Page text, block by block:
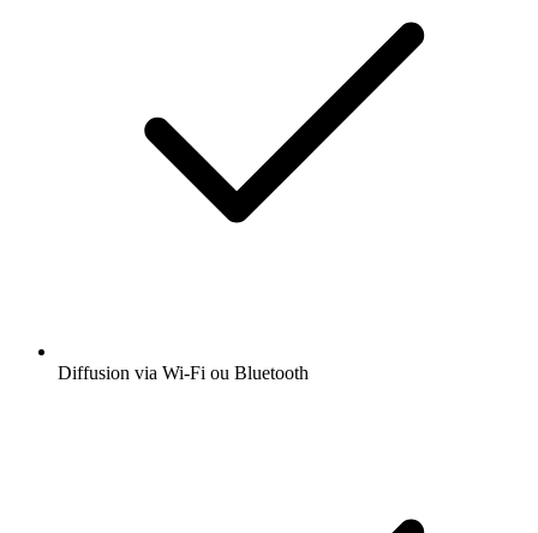
Diffusion via Wi-Fi ou Bluetooth